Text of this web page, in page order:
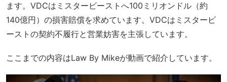
ます。VDCはミスタービーストへ100ミリオンドル（約
140億円）の損害賠償を求めています。VDCはミスタービ
ーストの契約不履行と営業妨害を主張しています。
ここまでの内容はLaw By Mikeが動画で紹介しています。